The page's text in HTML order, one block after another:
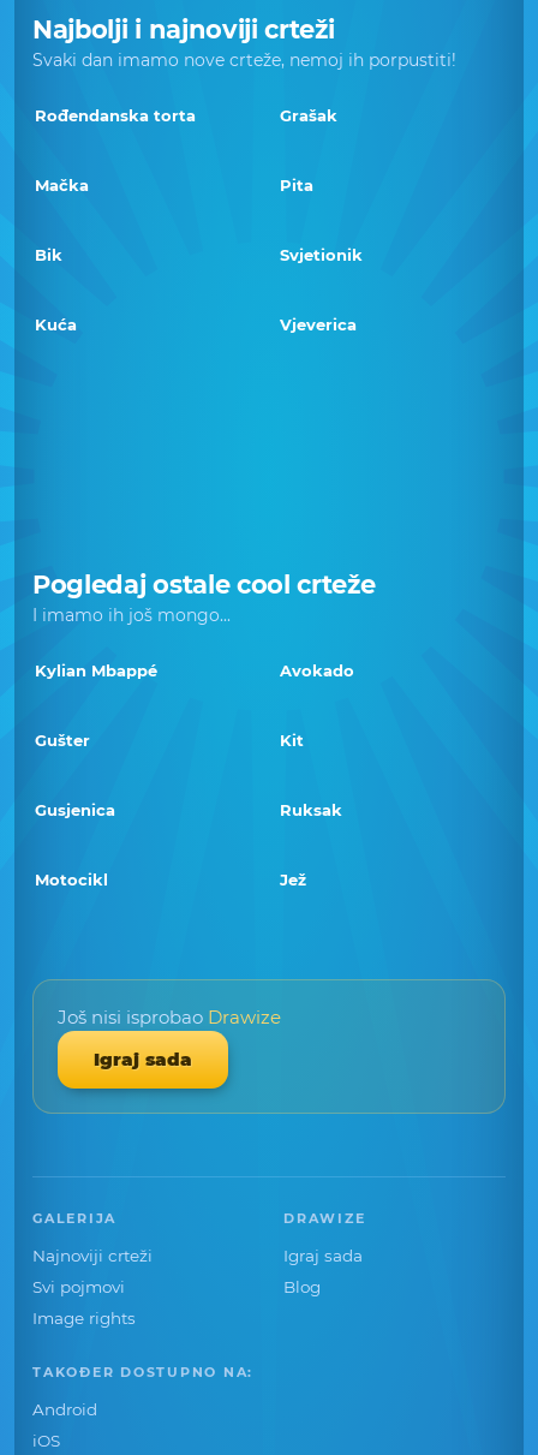
Najbolji i najnoviji crteži
Svaki dan imamo nove crteže, nemoj ih porpustiti!
Rođendanska torta Grašak
Mačka Pita
Bik Svjetionik
Kuća Vjeverica
Pogledaj ostale cool crteže
I imamo ih još mongo...
Kylian Mbappé Avokado
Gušter Kit
Gusjenica Ruksak
Motocikl Jež
Još nisi isprobao Drawize
Igraj sada
GALERIJA
Najnoviji crteži
Svi pojmovi
Image rights
DRAWIZE
Igraj sada
Blog
TAKOĐER DOSTUPNO NA:
Android
iOS